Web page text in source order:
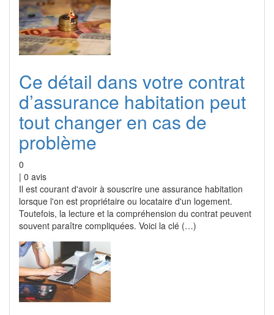
Ce détail dans votre contrat
d’assurance habitation peut
tout changer en cas de
problème
0
| 0 avis
Il est courant d'avoir à souscrire une assurance habitation
lorsque l'on est propriétaire ou locataire d'un logement.
Toutefois, la lecture et la compréhension du contrat peuvent
souvent paraître compliquées. Voici la clé (…)